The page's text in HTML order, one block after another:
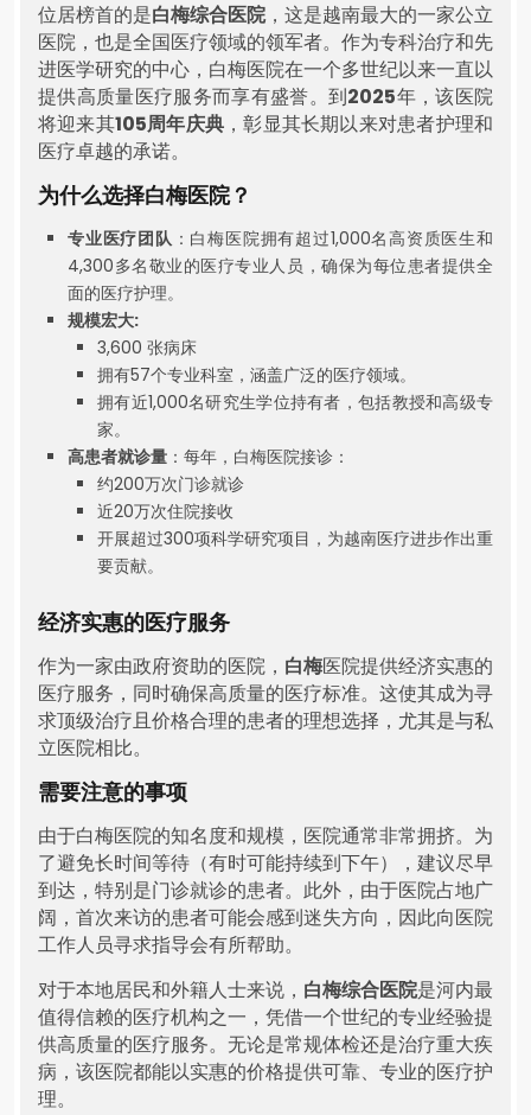
位居榜首的是白梅综合医院，这是越南最大的一家公立
医院，也是全国医疗领域的领军者。作为专科治疗和先
进医学研究的中心，白梅医院在一个多世纪以来一直以
提供高质量医疗服务而享有盛誉。到2025年，该医院
将迎来其105周年庆典 ，彰显其长期以来对患者护理和
医疗卓越的承诺。
为什么选择白梅医院？
专业医疗团队：白梅医院拥有超过1,000名高资质医生和
4,300多名敬业的医疗专业人员，确保为每位患者提供全
面的医疗护理。
规模宏大:
3,600 张病床
拥有57个专业科室，涵盖广泛的医疗领域。
拥有近1,000名研究生学位持有者，包括教授和高级专
家。
高患者就诊量 ：每年，白梅医院接诊：
约200万次门诊就诊
近20万次住院接收
开展超过300项科学研究项目，为越南医疗进步作出重
要贡献。
经济实惠的医疗服务
作为一家由政府资助的医院， 白梅医院提供经济实惠的
医疗服务，同时确保高质量的医疗标准。这使其成为寻
求顶级治疗且价格合理的患者的理想选择，尤其是与私
立医院相比。
需要注意的事项
由于白梅医院的知名度和规模，医院通常非常拥挤。为
了避免长时间等待（有时可能持续到下午），建议尽早
到达，特别是门诊就诊的患者。此外，由于医院占地广
阔，首次来访的患者可能会感到迷失方向，因此向医院
工作人员寻求指导会有所帮助。
对于本地居民和外籍人士来说， 白梅综合医院是河内最
值得信赖的医疗机构之一，凭借一个世纪的专业经验提
供高质量的医疗服务。无论是常规体检还是治疗重大疾
病，该医院都能以实惠的价格提供可靠、专业的医疗护
理。